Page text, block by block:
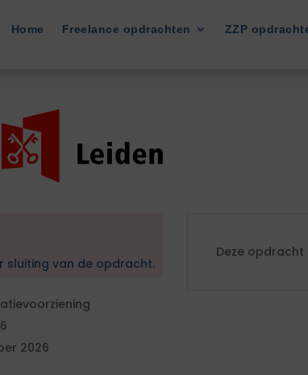
Home Freelance opdrachten ZZP
sluiting van de opdracht.
2026
Deze opdracht